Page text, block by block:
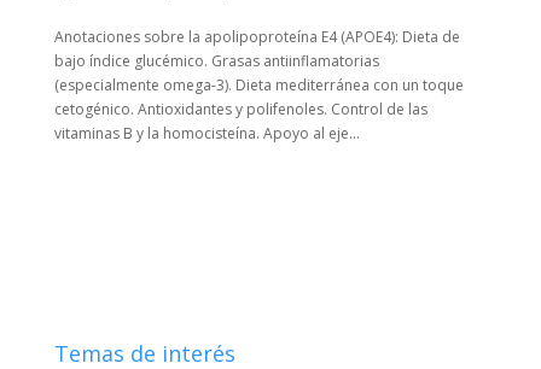
Anotaciones sobre la apolipoproteína E4 (APOE4): Dieta de
bajo índice glucémico. Grasas antiinflamatorias
(especialmente omega-3). Dieta mediterránea con un toque
cetogénico. Antioxidantes y polifenoles. Control de las
vitaminas B y la homocisteína. Apoyo al eje...
Temas de interés